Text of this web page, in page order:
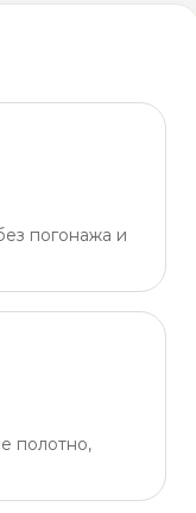
погонажа и
полотно,